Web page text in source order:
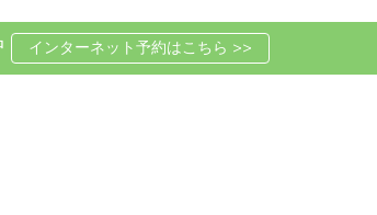
インターネット予約はこちら >>
ら国分寺整骨院